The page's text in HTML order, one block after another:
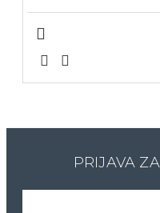
PRIJAVA